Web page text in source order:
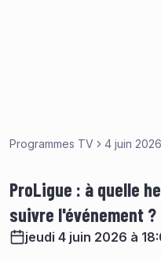
Programmes TV 4 juin 2026
ProLigue : à quelle
suivre l'événement ?
jeudi 4 juin 2026 à